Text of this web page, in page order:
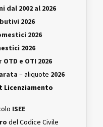
dal 2002 al 2026
2026
2026
2026
OTD e OTI 2026
– aliquote 2026
Licenziamento
ISEE
del Codice Civile